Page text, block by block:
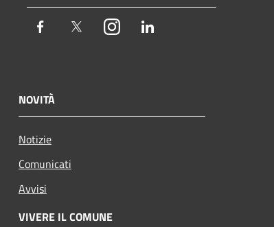
Facebook TwitterInstagram
NOVITÀ
Notizie
Comunicati
Avvisi
VIVERE IL COMUNE